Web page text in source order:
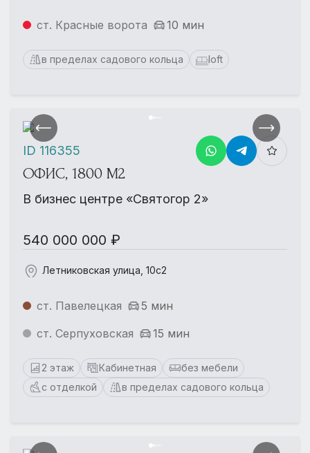
ст. Красные ворота 10 мин
в пределах садового кольца loft
ОФИС, 1800 М2
В бизнес центре «Святогор 2»
540 000 000 ₽
Летниковская улица, 10с2
ст. Павелецкая
5 мин
ст. Серпуховская
15 мин
2 этаж Кабинетная
без мебели
с отделкой
в пределах садового кольца
ID 116355